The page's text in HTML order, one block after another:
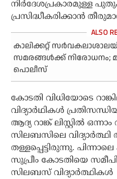
നിർദേശപ്രകാരമുള്ള
പ്രസിദ്ധീകരിക്കാൻ
കാലിക്കറ്റ്
സമരങ്ങള്‍ക്ക് നിരോധനം;
പൊലീസ്
കോടതി വിധിയോടെ
വിദ്യാർഥികൾ
ആദ്യ റാങ്ക് ലിസ്റ്റിൽ
സിലബസിലെ വിദ്യാർത്ഥി
തള്ളപ്പെട്ടിരുന്നു.
സുപ്രീം കോടതിയെ
സിലബസ് വിദ്യാർത്ഥികൾ